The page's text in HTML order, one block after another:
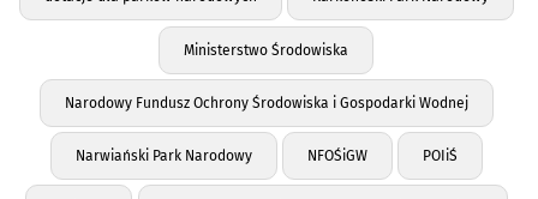
Ministerstwo Środowiska
Narodowy Fundusz Ochrony Środowiska i Gospodarki Wodnej
Narwiański Park Narodowy NFOŚiGW POIiŚ